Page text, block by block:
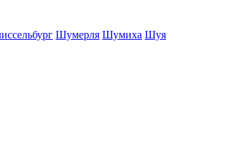
Шумерля Шумиха Шуя